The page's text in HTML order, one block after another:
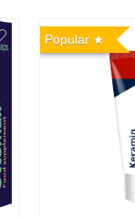
Popular